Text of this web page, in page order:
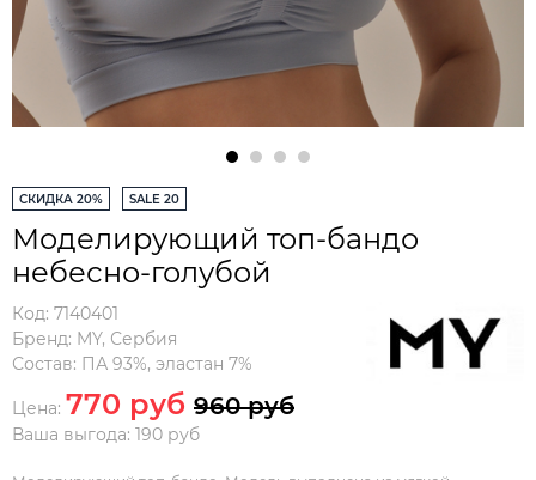
СКИДКА 20% SALE 20
Моделирующий топ-бандо
небесно-голубой
Код: 7140401
Бренд: MY, Сербия
Состав: ПА 93%, эластан 7%
Цена: 770 руб 960 руб
Ваша выгода: 190 руб